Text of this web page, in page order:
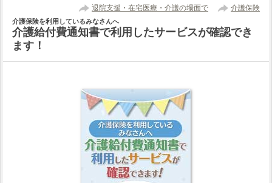
退院支援・在宅医療・介護の場面で 介護保険
介護保険を利用しているみなさんへ
介護給付費通知書で利用したサービスが確認でき
ます！